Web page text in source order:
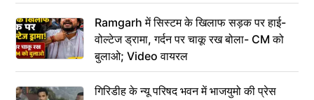
Ramgarh में सिस्टम के खिलाफ सड़क पर हाई-
वोल्टेज ड्रामा, गर्दन पर चाकू रख बोला- CM को
बुलाओ; Video वायरल
गिरिडीह के न्यू परिषद भवन में भाजयुमो की प्रेस